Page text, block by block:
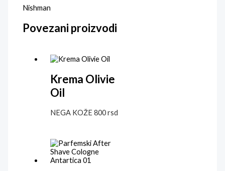
Nishman
Povezani proizvodi
Krema Olivie
Oil
NEGA KOŽE 800rsd